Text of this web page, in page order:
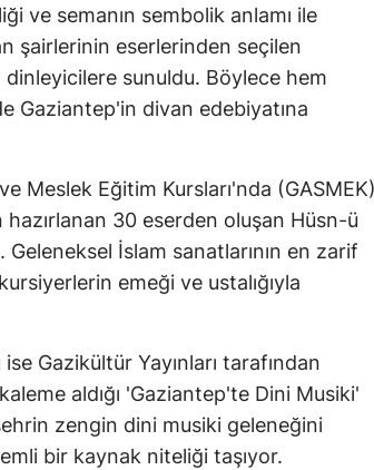
ve semanın sembolik anlamı ile
şairlerinin eserlerinden seçilen
sunuldu. Böylece hem
Gaziantep'in divan edebiyatına
Meslek Eğitim Kursları'nda (GASMEK)
30 eserden oluşan Hüsn-ü
İslam sanatlarının en zarif
emeği ve ustalığıyla
Gazikültür Yayınları tarafından
aldığı 'Gaziantep'te Dini Musiki'
zengin dini musiki geleneğini
bir kaynak niteliği taşıyor.